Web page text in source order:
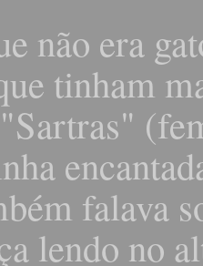
não era
tinham
falava
lendo no